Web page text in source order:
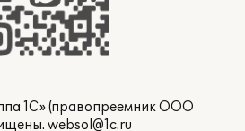
1С» (правопреемник ООО
websol@1c.ru